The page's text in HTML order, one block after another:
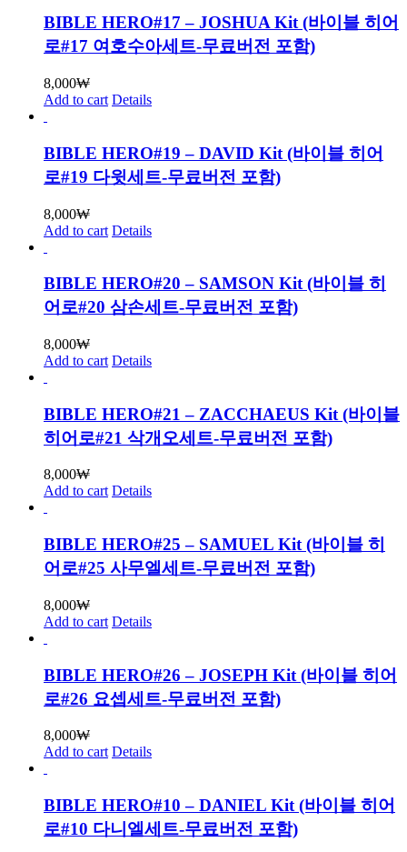
BIBLE HERO#17 – JOSHUA Kit (바이블 히어
로#17 여호수아세트-무료버전 포함)
8,000₩
Add to cart Details
BIBLE HERO#19 – DAVID Kit (바이블 히어
로#19 다윗세트-무료버전 포함)
8,000₩
Add to cart Details
BIBLE HERO#20 – SAMSON Kit (바이블 히
어로#20 삼손세트-무료버전 포함)
8,000₩
Add to cart Details
BIBLE HERO#21 – ZACCHAEUS Kit (바이블
히어로#21 삭개오세트-무료버전 포함)
8,000₩
Add to cart Details
BIBLE HERO#25 – SAMUEL Kit (바이블 히
어로#25 사무엘세트-무료버전 포함)
8,000₩
Add to cart Details
BIBLE HERO#26 – JOSEPH Kit (바이블 히어
로#26 요셉세트-무료버전 포함)
8,000₩
Add to cart Details
BIBLE HERO#10 – DANIEL Kit (바이블 히어
로#10 다니엘세트-무료버전 포함)